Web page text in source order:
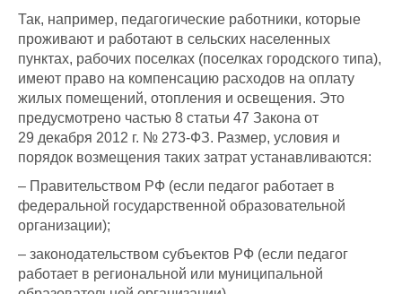
Так, например, педагогические работники, которые
проживают и работают в сельских населенных
пунктах, рабочих поселках (поселках городского типа),
имеют право на компенсацию расходов на оплату
жилых помещений, отопления и освещения. Это
предусмотрено частью 8 статьи 47 Закона от
29 декабря 2012 г. № 273-ФЗ. Размер, условия и
порядок возмещения таких затрат устанавливаются:
– Правительством РФ (если педагог работает в
федеральной государственной образовательной
организации);
– законодательством субъектов РФ (если педагог
работает в региональной или муниципальной